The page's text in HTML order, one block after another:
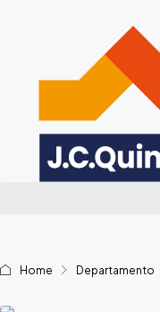
Home Departamento